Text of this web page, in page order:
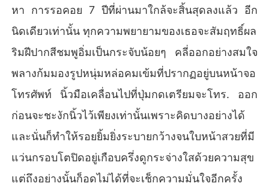
หา การรอคอย 7 ปีที่ผ่านมาใกล้จะสิ้นสุดลงแล้ว อีก
นิดเดียวเท่านั้น ทุกความพยายามของเธอจะสัมฤทธิ์ผล
ริมฝีปากสีชมพูอิ่มเป็นกระจับน้อยๆ คลี่ออกอย่างสมใจ
พลางก้มมองรูปหนุ่มหล่อคมเข้มที่ปรากฏอยู่บนหน้าจอ
โทรศัพท์ นิ้วมือเคลื่อนไปที่ปุ่มกดเตรียมจะโทร. ออก
ก่อนจะชะงักนิ้วไว้เพียงเท่านั้นเพราะคิดบางอย่างได้
และนั่นก็ทำให้รอยยิ้มยิ่งระบายกว้างจนใบหน้าสวยที่มี
แว่นกรอบโตปิดอยู่เกือบครึ่งดูกระจ่างใสด้วยความสุข
แต่ถึงอย่างนั้นก็อดไม่ได้ที่จะเช็กความมั่นใจอีกครั้ง